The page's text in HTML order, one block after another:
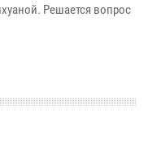
Решается вопрос